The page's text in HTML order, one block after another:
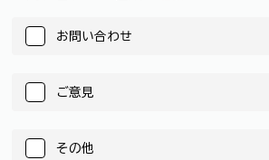
お問い合わせ
ご意見
その他